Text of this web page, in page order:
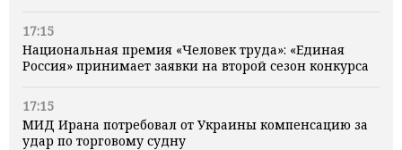
17:15
Национальная премия «Человек труда»: «Единая
Россия» принимает заявки на второй сезон конкурса
17:15
МИД Ирана потребовал от Украины компенсацию за
удар по торговому судну